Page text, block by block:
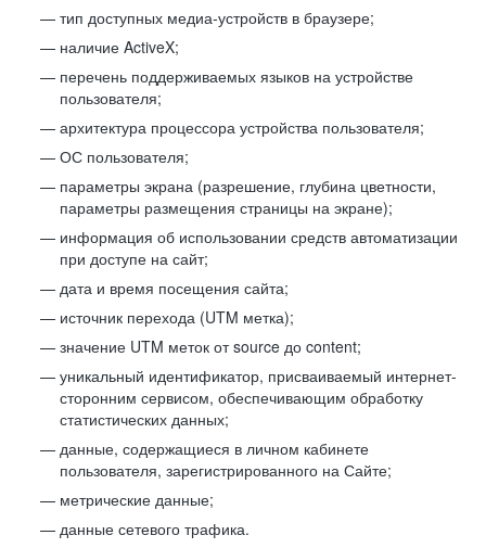
тип доступных медиа-устройств в браузере;
наличие ActiveX;
перечень поддерживаемых языков на устройстве
пользователя;
архитектура процессора устройства пользователя;
ОС пользователя;
параметры экрана (разрешение, глубина цветности,
параметры размещения страницы на экране);
информация об использовании средств автоматизации
при доступе на сайт;
дата и время посещения сайта;
источник перехода (UTM метка);
значение UTM меток от source до content;
уникальный идентификатор, присваиваемый интернет-
сторонним сервисом, обеспечивающим обработку
статистических данных;
данные, содержащиеся в личном кабинете
пользователя, зарегистрированного на Сайте;
метрические данные;
данные сетевого трафика.